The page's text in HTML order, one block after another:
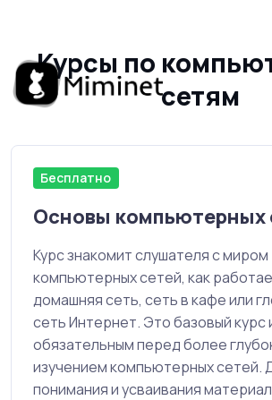
Курсы по
сетям
Бесплатно
Основы компьютерных
Курс знакомит слушателя с миром
компьютерных сетей, как
домашняя сеть, сеть в кафе или
сеть Интернет. Это базовый курс
обязательным перед более
изучением компьютерных сетей.
понимания и усваивания